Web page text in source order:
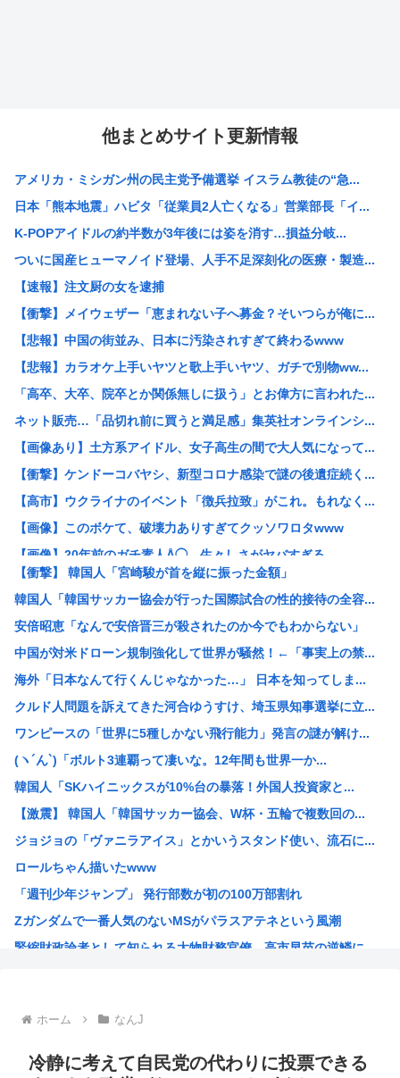
他まとめサイト更新情報
アメリカ・ミシガン州の民主党予備選挙 イスラム教徒の“急...
日本「熊本地震」ハビタ「従業員2人亡くなる」営業部長「イ...
K-POPアイドルの約半数が3年後には姿を消す…損益分岐...
ついに国産ヒューマノイド登場、人手不足深刻化の医療・製造...
【速報】注文厨の女を逮捕
【衝撃】メイウェザー「恵まれない子へ募金？そいつらが俺に...
【悲報】中国の街並み、日本に汚染されすぎて終わるwww
【悲報】カラオケ上手いヤツと歌上手いヤツ、ガチで別物ww...
「高卒、大卒、院卒とか関係無しに扱う」とお偉方に言われた...
ネット販売…「品切れ前に買うと満足感」集英社オンラインシ...
【画像あり】土方系アイドル、女子高生の間で大人気になって...
【衝撃】ケンドーコバヤシ、新型コロナ感染で謎の後遺症続く...
【高市】ウクライナのイベント「徴兵拉致」がこれ。もれなく...
【画像】このボケて、破壊力ありすぎてクッソワロタwww
【画像】20年前のガチ素人Å◯、生々しさがヤバすぎる
東海汽船の当直が飲酒ｗｗｗやっちまったなｗｗｗ事業停止ま...
早朝「ピンポーン」田舎の38歳おっさん「はい」警察「お前...
すまん、「プライベート・ライアン」とかいう大昔の戦争映画...
【衝撃】手術中に熊本地震が直撃した結果www(※動画あり...
【描込】なんだよこの漫画ｗｗｗ【注意】
【衝撃】 中国製ルーター20機種にバックドア発見！ ネッ...
【画像】マジで復活して欲しいAV女優www
【画像】仙台育英初の女子野球部員・星よつはがガチで可愛す...
【悲報】結婚して2年目の奥さんが風俗経験者だと判明
【最新版】日本の都市の都会度ランキングがこちらwww
ダイソーの220円のUSBケーブルが3ヶ月でダメになった...
【警告】ADHDグレーと診断された子供たち、高確率で『こ...
【画像】どえらい乳のJSが発見される
中国外務省、広島原爆投下に関して「同情を得ようと核被害者...
【衝撃】 韓国人「宮崎駿が首を縦に振った金額」
韓国人「韓国サッカー協会が行った国際試合の性的接待の全容...
安倍昭恵「なんで安倍晋三が殺されたのか今でもわからない」
中国が対米ドローン規制強化して世界が騒然！←「事実上の禁...
海外「日本なんて行くんじゃなかった…」 日本を知ってしま...
クルド人問題を訴えてきた河合ゆうすけ、埼玉県知事選挙に立...
ワンピースの「世界に5種しかない飛行能力」発言の謎が解け...
(ヽ´ん`)「ボルト3連覇って凄いな。12年間も世界一か...
韓国人「SKハイニックスが10%台の暴落！外国人投資家と...
【激震】 韓国人「韓国サッカー協会、W杯・五輪で複数回の...
ジョジョの「ヴァニラアイス」とかいうスタンド使い、流石に...
ロールちゃん描いたwww
「週刊少年ジャンプ」 発行部数が初の100万部割れ
Zガンダムで一番人気のないMSがパラスアテネという風潮
緊縮財政論者として知られる大物財務官僚、高市早苗の逆鱗に...
熊本地震避難所で高市早苗の態度が非常に良いと話題
露悪系アニメ、定義がよくわからなくなる
ホーム なんJ
冷静に考えて自民党の代わりに投票できる